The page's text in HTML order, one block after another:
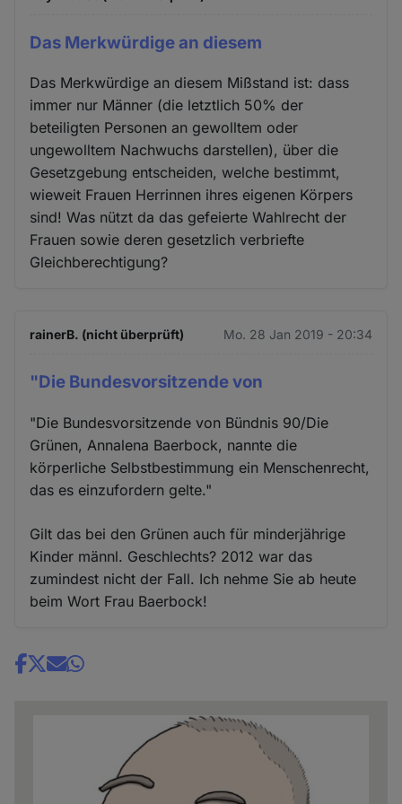
Das Merkwürdige an diesem
Das Merkwürdige an diesem Mißstand ist: dass
immer nur Männer (die letztlich 50% der
beteiligten Personen an gewolltem oder
ungewolltem Nachwuchs darstellen), über die
Gesetzgebung entscheiden, welche bestimmt,
wieweit Frauen Herrinnen ihres eigenen Körpers
sind! Was nützt da das gefeierte Wahlrecht der
Frauen sowie deren gesetzlich verbriefte
Gleichberechtigung?
rainerB. (nicht überprüft) Mo. 28 Jan 2019 - 20:34
"Die Bundesvorsitzende von
"Die Bundesvorsitzende von Bündnis 90/Die
Grünen, Annalena Baerbock, nannte die
körperliche Selbstbestimmung ein Menschenrecht,
das es einzufordern gelte."
Gilt das bei den Grünen auch für minderjährige
Kinder männl. Geschlechts? 2012 war das
zumindest nicht der Fall. Ich nehme Sie ab heute
beim Wort Frau Baerbock!
Share